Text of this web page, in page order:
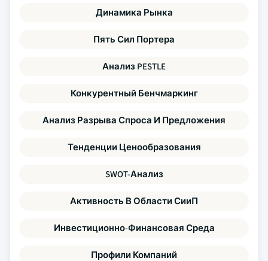
Динамика Рынка
Пять Сил Портера
Анализ PESTLE
Конкурентный Бенчмаркинг
Анализ Разрыва Спроса И Предложения
Тенденции Ценообразования
SWOT-Анализ
Активность В Области СииП
Инвестиционно-Финансовая Среда
Профили Компаний